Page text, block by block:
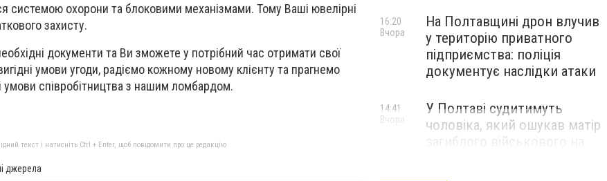
системою охорони та блоковими механізмами. Тому Ваші ювелірні
захисту.
документи та Ви зможете у потрібний час отримати свої
умови угоди, радіємо кожному новому клієнту та прагнемо
співробітництва з нашим ломбардом.
текст і натисніть Ctrl + Enter, щоб повідомити про це редакцію
джерела
На Полтавщині дрон влучив
у територію приватного
підприємства: поліція
документує наслідки атаки
16:20
Вчора
У Полтаві судитимуть
чоловіка, який ошукав матір
загиблого військового на
14:41
Вчора